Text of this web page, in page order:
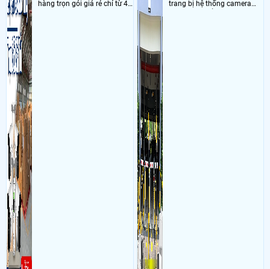
hàng trọn gói giá rẻ chỉ từ 4
trang bị hệ thống camera